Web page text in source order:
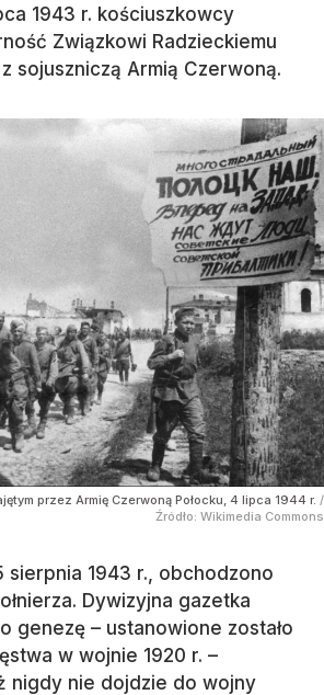
1943 r. kościuszkowcy
Związkowi Radzieckiemu
sojuszniczą Armią Czerwoną.
przez Armię Czerwoną Połocku, 4 lipca 1944 r. /
Źródło: Wikimedia Commons
sierpnia 1943 r., obchodzono
Dywizyjna gazetka
genezę – ustanowione zostało
w wojnie 1920 r. –
nigdy nie dojdzie do wojny